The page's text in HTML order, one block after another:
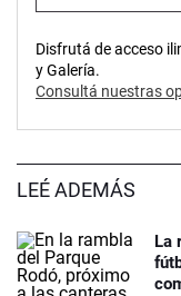
Disfrutá de acceso
y Galería.
Consultá nuestras
LEÉ ADEMÁS
La